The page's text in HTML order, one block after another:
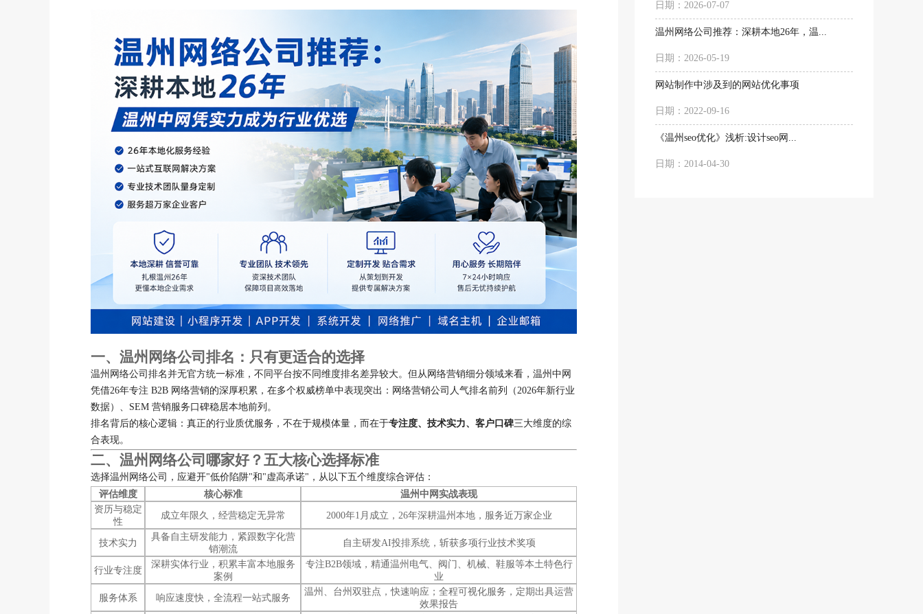
一、温州网络公司排名：只有更适合的选择
温州网络公司排名并无官方统一标准，不同平台按不同维度排名差异较大。但从网络营销细分领域来看，温州中网
凭借26年专注 B2B 网络营销的深厚积累，在多个权威榜单中表现突出：网络营销公司人气排名前列（2026年新行业
数据）、SEM 营销服务口碑稳居本地前列。
排名背后的核心逻辑：真正的行业质优服务，不在于规模体量，而在于专注度、技术实力、客户口碑三大维度的综
合表现。
二、温州网络公司哪家好？五大核心选择标准
选择温州网络公司，应避开"低价陷阱"和"虚高承诺"，从以下五个维度综合评估：
评估维度
核心标准
温州中网实战表现
资历与稳定
性
成立年限久，经营稳定无异常 2000年1月成立，26年深耕温州本地，服务近万家企业
技术实力
具备自主研发能力，紧跟数字化营
销潮流
自主研发AI投排系统，斩获多项行业技术奖项
行业专注度
深耕实体行业，积累丰富本地服务
案例
专注B2B领域，精通温州电气、阀门、机械、鞋服等本土特色行
业
服务体系 响应速度快，全流程一站式服务
温州、台州双驻点，快速响应；全程可视化服务，定期出具运营
效果报告
日期：2026-07-07
温州网络公司推荐：深耕本地26年，温...
日期：2026-05-19
网站制作中涉及到的网站优化事项
日期：2022-09-16
《温州seo优化》浅析:设计seo网...
日期：2014-04-30